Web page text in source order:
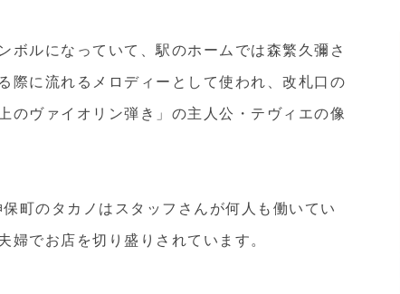
ボルになっていて、駅のホームでは森繁久彌さ
際に流れるメロディーとして使われ、改札口の
のヴァイオリン弾き」の主人公・テヴィエの像
町のタカノはスタッフさんが何人も働いてい
でお店を切り盛りされています。